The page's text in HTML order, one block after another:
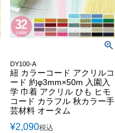
DY100-A
紐 カラーコード アクリルコ
ード 約φ3mm×50m 入園入
学 巾着 アクリル ひも ヒモ
コード カラフル 秋カラー手
芸材料 オータム
¥2,090税込